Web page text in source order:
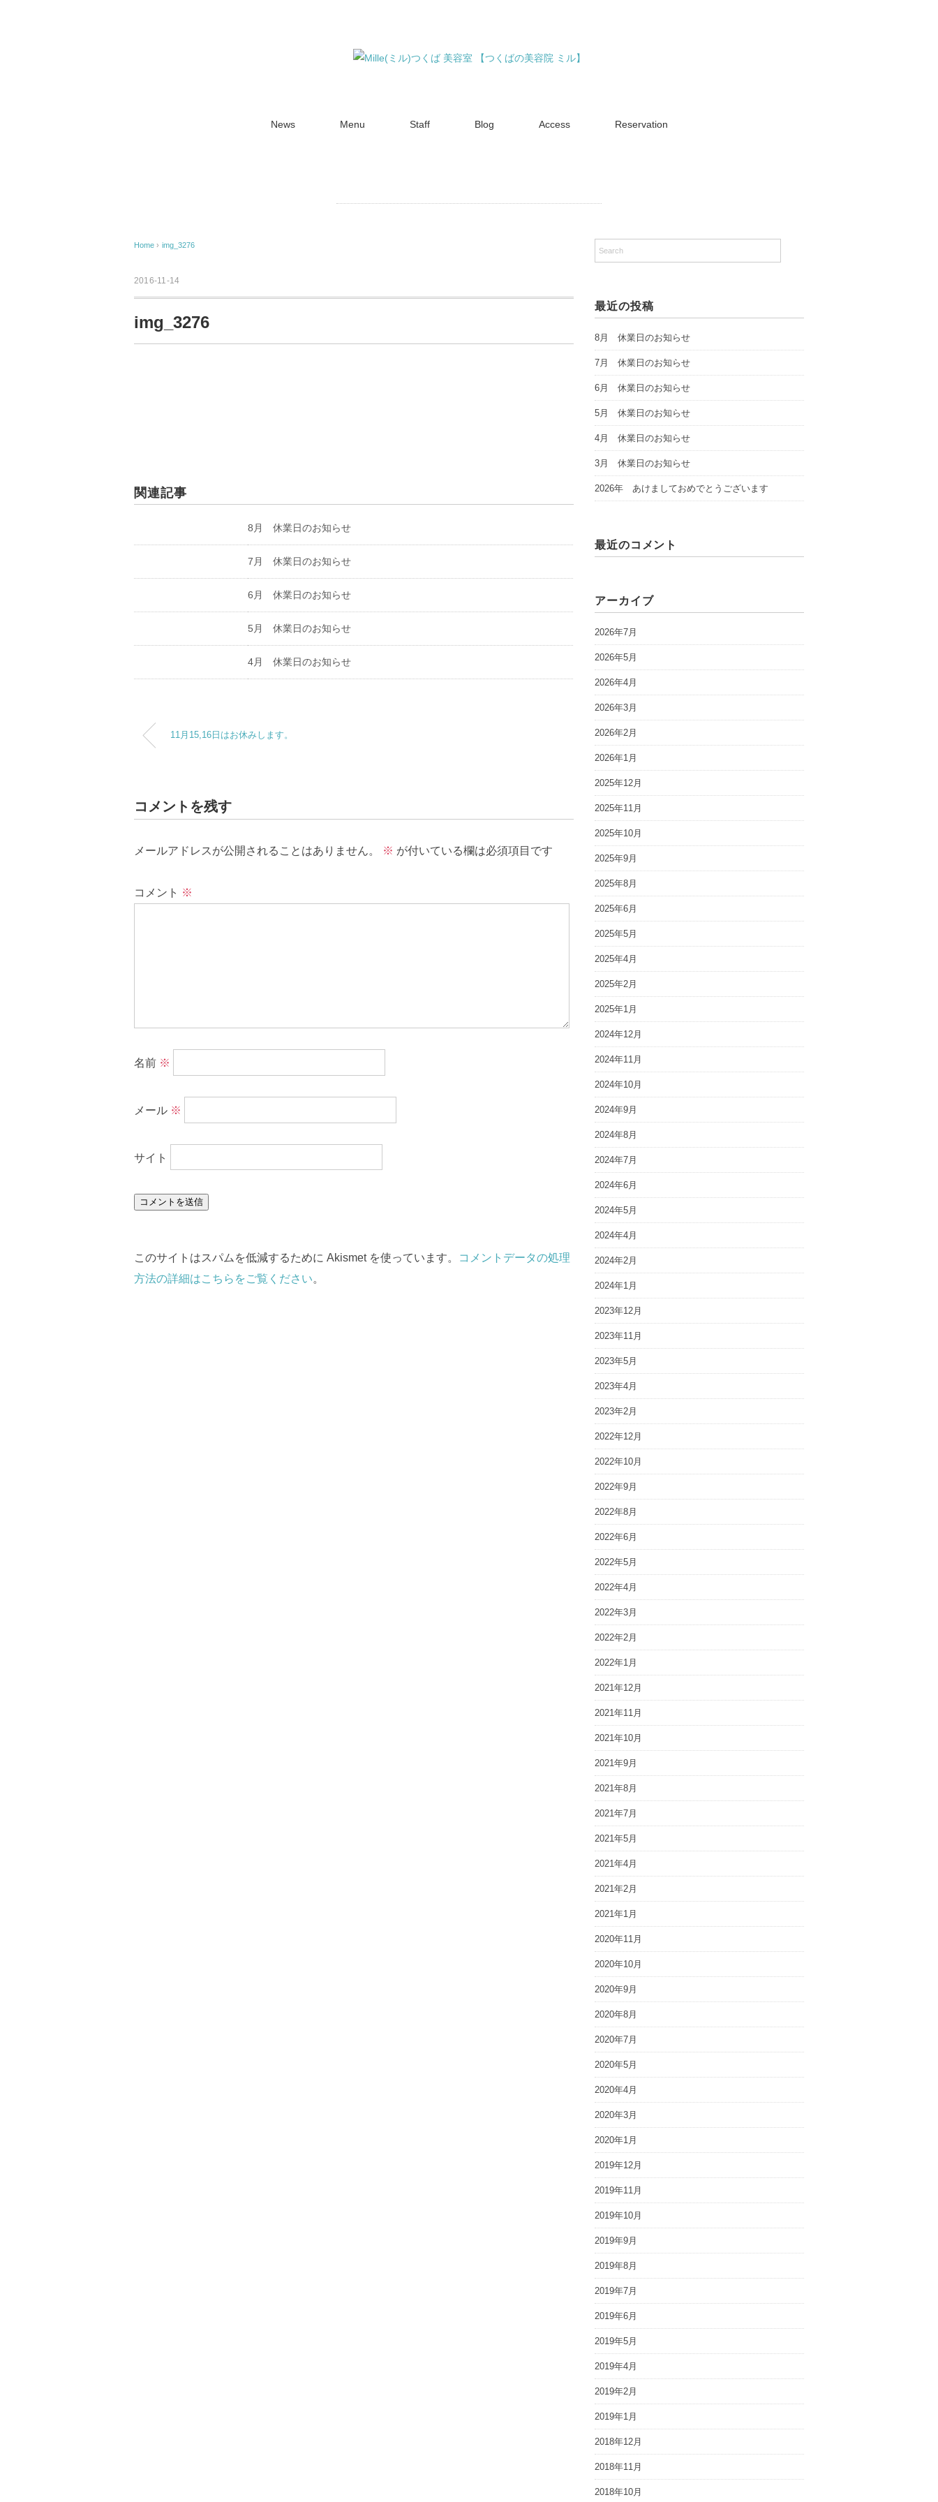
News Menu Staff Blog Access Reservation
Home › img_3276
2016-11-14
img_3276
関連記事
8月 休業日のお知らせ
7月 休業日のお知らせ
6月 休業日のお知らせ
5月 休業日のお知らせ
4月 休業日のお知らせ
11月15,16日はお休みします。
コメントを残す
メールアドレスが公開されることはありません。 ※ が付いている欄は必須項目です
コメント ※
名前 ※
メール ※
サイト
このサイトはスパムを低減するために Akismet を使っています。
コメントデータの処理
方法の詳細はこちらをご覧ください。
最近の投稿
8月 休業日のお知らせ
7月 休業日のお知らせ
6月 休業日のお知らせ
5月 休業日のお知らせ
4月 休業日のお知らせ
3月 休業日のお知らせ
2026年 あけましておめでとうございます
最近のコメント
アーカイブ
2026年7月
2026年5月
2026年4月
2026年3月
2026年2月
2026年1月
2025年12月
2025年11月
2025年10月
2025年9月
2025年8月
2025年6月
2025年5月
2025年4月
2025年2月
2025年1月
2024年12月
2024年11月
2024年10月
2024年9月
2024年8月
2024年7月
2024年6月
2024年5月
2024年4月
2024年2月
2024年1月
2023年12月
2023年11月
2023年5月
2023年4月
2023年2月
2022年12月
2022年10月
2022年9月
2022年8月
2022年6月
2022年5月
2022年4月
2022年3月
2022年2月
2022年1月
2021年12月
2021年11月
2021年10月
2021年9月
2021年8月
2021年7月
2021年5月
2021年4月
2021年2月
2021年1月
2020年11月
2020年10月
2020年9月
2020年8月
2020年7月
2020年5月
2020年4月
2020年3月
2020年1月
2019年12月
2019年11月
2019年10月
2019年9月
2019年8月
2019年7月
2019年6月
2019年5月
2019年4月
2019年2月
2019年1月
2018年12月
2018年11月
2018年10月